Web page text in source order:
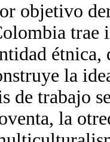
objetivo
la
de trabajo
la